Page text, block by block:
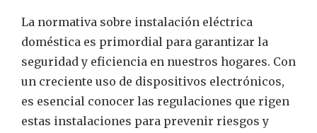
La normativa sobre instalación eléctrica
doméstica es primordial para garantizar la
seguridad y eficiencia en nuestros hogares. Con
un creciente uso de dispositivos electrónicos,
es esencial conocer las regulaciones que rigen
estas instalaciones para prevenir riesgos y